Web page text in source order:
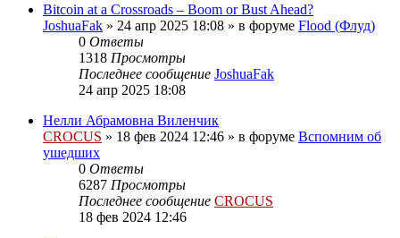
Bitcoin at a Crossroads – Boom or Bust Ahead?
JoshuaFak » 24 апр 2025 18:08 » в форуме Flood (Флуд)
0 Ответы
1318 Просмотры
Последнее сообщение JoshuaFak
24 апр 2025 18:08
Нелли Абрамовна Виленчик
CROCUS » 18 фев 2024 12:46 » в форуме Вспомним об
ушедших
0 Ответы
6287 Просмотры
Последнее сообщение CROCUS
18 фев 2024 12:46